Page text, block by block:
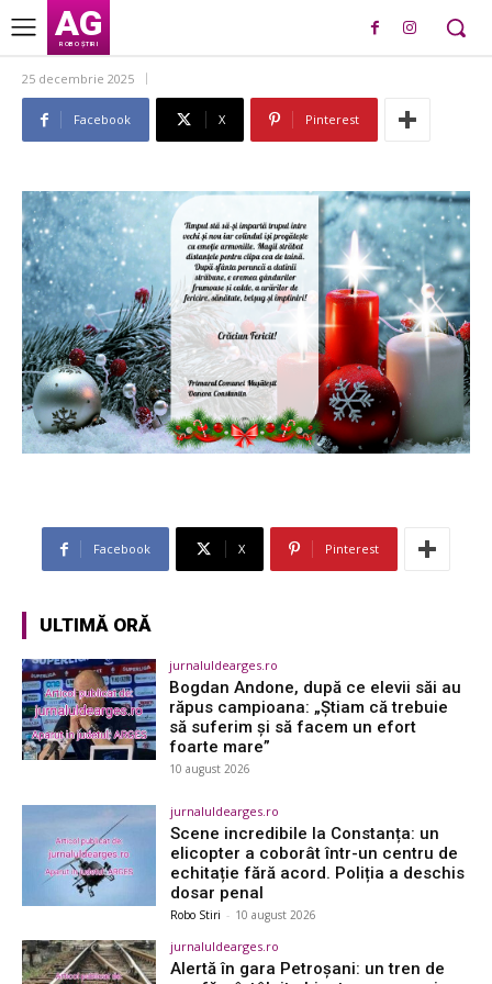
AG
ROBO ȘTIRI
25 decembrie 2025
Facebook X Pinterest
Facebook X Pinterest
ULTIMĂ ORĂ
jurnaluldearges.ro
Bogdan Andone, după ce elevii săi au
răpus campioana: „Ştiam că trebuie
să suferim şi să facem un efort
foarte mare”
10 august 2026
jurnaluldearges.ro
Scene incredibile la Constanța: un
elicopter a coborât într-un centru de
echitație fără acord. Poliția a deschis
dosar penal
Robo Stiri - 10 august 2026
jurnaluldearges.ro
Alertă în gara Petroșani: un tren de